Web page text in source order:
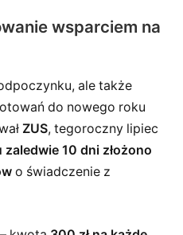
wsparciem na
ale także
do nowego roku
ZUS, tegoroczny lipiec
zaledwie 10 dni złożono
o świadczenie z